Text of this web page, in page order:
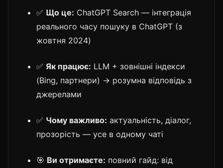
✅ Що це: ChatGPT Search — інтеграція
реального часу пошуку в ChatGPT (з
жовтня 2024)
✅ Як працює: LLM + зовнішні індекси
(Bing, партнери) → розумна відповідь з
джерелами
✅ Чому важливо: актуальність, діалог,
прозорість — усе в одному чаті
🎯 Ви отримаєте: повний гайд: від